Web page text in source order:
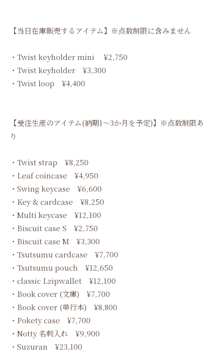
【当日在庫販売するアイテム】※点数制限に含みません
・Twist keyholder mini ¥2,750
・Twist keyholder ¥3,300
・Twist loop ¥4,400
【受注生産のアイテム(納期1～3か月を予定)】※点数制限あ
り
・Twist strap ¥8,250
・Leaf coincase ¥4,950
・Swing keycase ¥6,600
・Key & cardcase ¥8,250
・Multi keycase ¥12,100
・Biscuit case S ¥2,750
・Biscuit case M ¥3,300
・Tsutsumu cardcase ¥7,700
・Tsutsumu pouch ¥12,650
・classic Lzipwallet ¥12,100
・Book cover (文庫) ¥7,700
・Book cover (単行本) ¥8,800
・Pokety case ¥7,700
・Notty 名刺入れ ¥9,900
・Suzuran ¥23,100